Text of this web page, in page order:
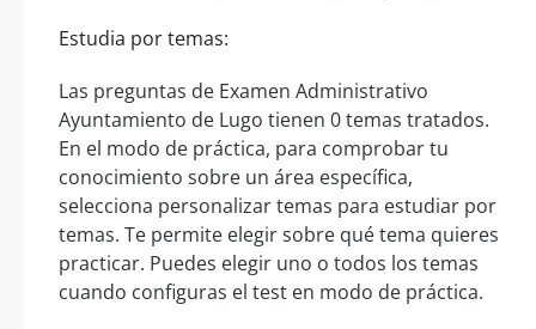
Estudia por temas:
Las preguntas de Examen Administrativo
Ayuntamiento de Lugo tienen 0 temas tratados.
En el modo de práctica, para comprobar tu
conocimiento sobre un área específica,
selecciona personalizar temas para estudiar por
temas. Te permite elegir sobre qué tema quieres
practicar. Puedes elegir uno o todos los temas
cuando configuras el test en modo de práctica.